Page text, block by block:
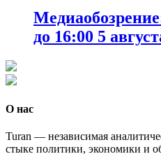
до 16:00 5
О нас
Turan — независимая
стыке политики, экономики и